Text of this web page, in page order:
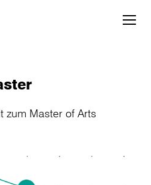
zum Master of Arts